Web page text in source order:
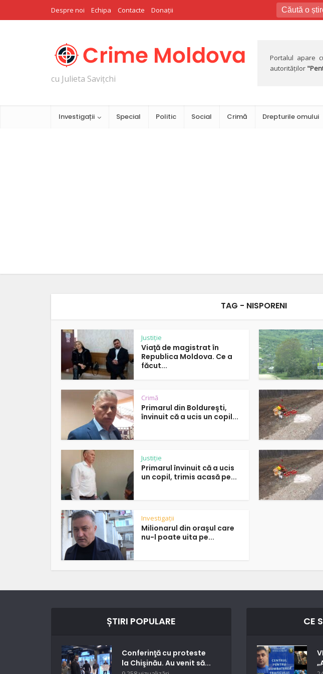
Despre noi Echipa Contacte Donații
cu Julieta Savițchi
Portalul apare
autorităților
Investigații Special Politic Social Crimă Drepturile omului
TAG - NISPORENI
Justiție
Viaţă de magistrat în
Republica Moldova. Ce a
făcut...
Crimă
Primarul din Boldureşti,
învinuit că a ucis un copil...
Justiție
Primarul învinuit că a ucis
un copil, trimis acasă pe...
Investigații
Milionarul din oraşul care
nu-l poate uita pe...
ȘTIRI POPULARE
Conferinţă cu proteste
la Chişinău. Au venit să...
CE